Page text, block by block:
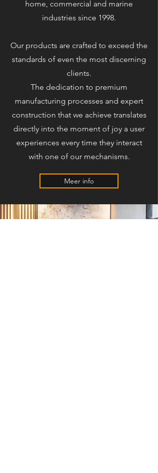
home, commercial and marine
industries since 1998.
Our products are crafted to exceed the
standards of even the most discerning
clients.
The dedication to premium
manufacturing processes and expert
construction that we achieve translates
directly into the moment of joy a user
experiences every time they interact
with one of our mechanisms.
Meer info